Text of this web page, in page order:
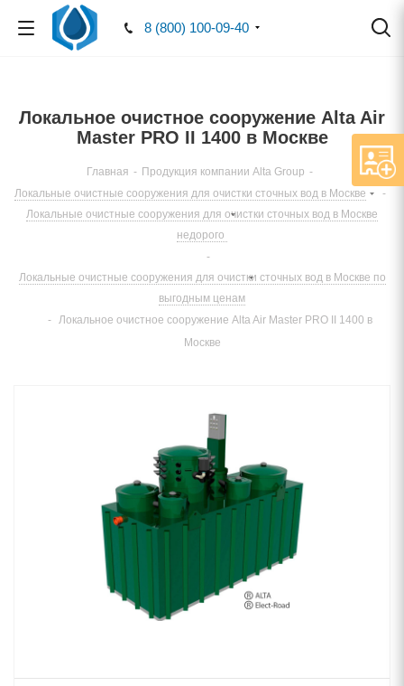
8 (800) 100-09-40
Локальное очистное сооружение Alta Air
Master PRO II 1400 в Москве
Главная - Продукция компании Alta Group -
Локальные очистные сооружения для очистки сточных вод в Москве
-
Локальные очистные сооружения для очистки сточных вод в Москве
недорого
-
Локальные очистные сооружения для очистки сточных вод в Москве по
выгодным ценам
- Локальное очистное сооружение Alta Air Master PRO II 1400 в
Москве